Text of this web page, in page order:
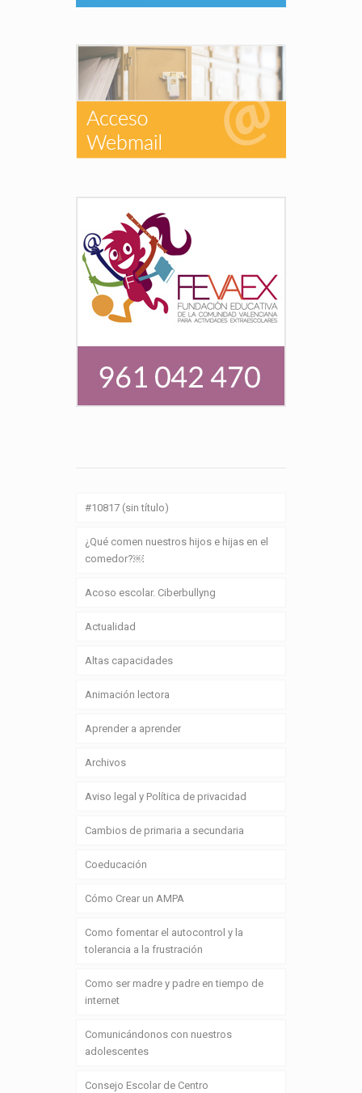
#10817 (sin título)
¿Qué comen nuestros hijos e hijas en el
comedor?￼
Acoso escolar. Ciberbullyng
Actualidad
Altas capacidades
Animación lectora
Aprender a aprender
Archivos
Aviso legal y Política de privacidad
Cambios de primaria a secundaria
Coeducación
Cómo Crear un AMPA
Como fomentar el autocontrol y la
tolerancia a la frustración
Como ser madre y padre en tiempo de
internet
Comunicándonos con nuestros
adolescentes
Consejo Escolar de Centro